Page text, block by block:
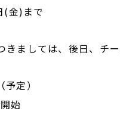
(金)まで
ましては、後日、チ
定）
始